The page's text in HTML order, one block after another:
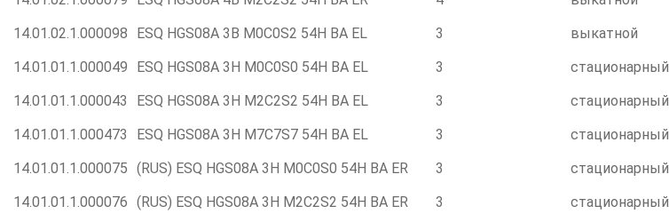
14.01.02.1.000098
ESQ HGS08A 3B M0C0S2 54H BA EL 3 выкатной
14.01.01.1.000049
ESQ HGS08A 3H M0C0S0 54H BA EL 3 стационарный
14.01.01.1.000043
ESQ HGS08A 3H M2C2S2 54H BA EL 3 стационарный
14.01.01.1.000473
ESQ HGS08A 3H M7C7S7 54H BA EL 3 стационарный
14.01.01.1.000075 (RUS) ESQ HGS08A 3H M0C0S0 54H BA ER 3 стационарный
14.01.01.1.000076 (RUS) ESQ HGS08A 3H M2C2S2 54H BA ER 3 стационарный